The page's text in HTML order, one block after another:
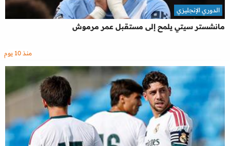
مانشستر سيتي يلمح إلى مستقبل عمر مرموش
الدوري الإنجليزي
منذ 10 يوم